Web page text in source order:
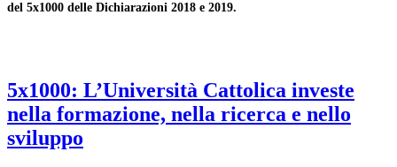
del 5x1000 delle Dichiarazioni 2018 e 2019.
5x1000: L’Università Cattolica investe
nella formazione, nella ricerca e nello
sviluppo